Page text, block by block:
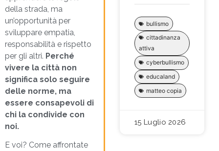
della strada, ma
un’opportunità per
sviluppare empatia,
responsabilità e rispetto
per gli altri. Perché
vivere la città non
significa solo seguire
delle norme, ma
essere consapevoli di
chi la condivide con
noi.
E voi? Come affrontate
bullismo
cittadinanza
attiva
cyberbullismo
educaland
matteo copia
15 Luglio 2026